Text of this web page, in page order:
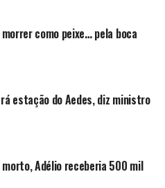
como peixe… pela boca
estação do Aedes, diz ministro
morto, Adélio receberia 500 mil